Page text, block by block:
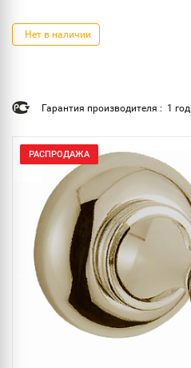
Нет в наличии
Гарантия производителя : 1 год
РАСПРОДАЖА